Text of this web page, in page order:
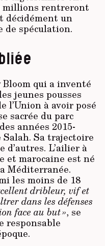
millions rentreront
décidément un
spéculation.
Bloom qui a inventé
jeunes pousses
l’Union à avoir posé
sacrée du parc
années 2015-
Salah. Sa trajectoire
d’autres. L’ailier à
et marocaine est né
Méditerranée.
les moins de 18
dribleur, vif et
dans les défenses
face au but », se
responsable